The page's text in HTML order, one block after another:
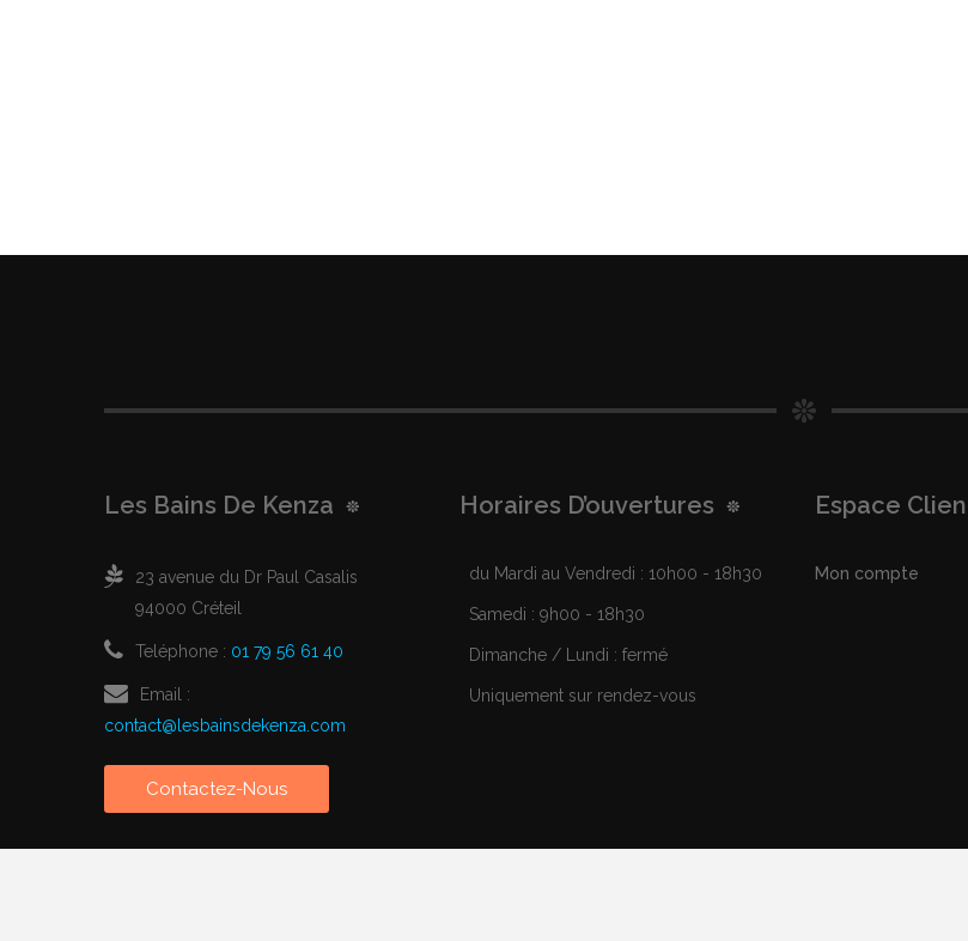
Les Bains De Kenza
23 avenue du Dr Paul Casalis
94000 Créteil
Teléphone : 01 79 56 61 40
Email :
contact@lesbainsdekenza.com
Contactez-Nous
Horaires D’ouvertures
du Mardi au Vendredi : 10h00 - 18h30
Samedi : 9h00 - 18h30
Dimanche / Lundi : fermé
Uniquement sur rendez-vous
Espace
Mon compte